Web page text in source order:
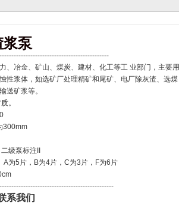
泵
、冶金、矿山、煤炭、建材、化工等工 业部门，主要用
性浆体，如选矿厂处理精矿和尾矿、电厂除灰渣、选煤
送矿浆等。
。
泵标注II
片，B为4片，C为3片，F为6片
系我们